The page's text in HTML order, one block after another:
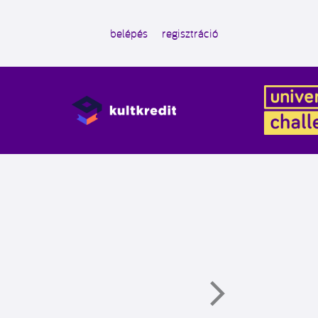
belépés regisztráció